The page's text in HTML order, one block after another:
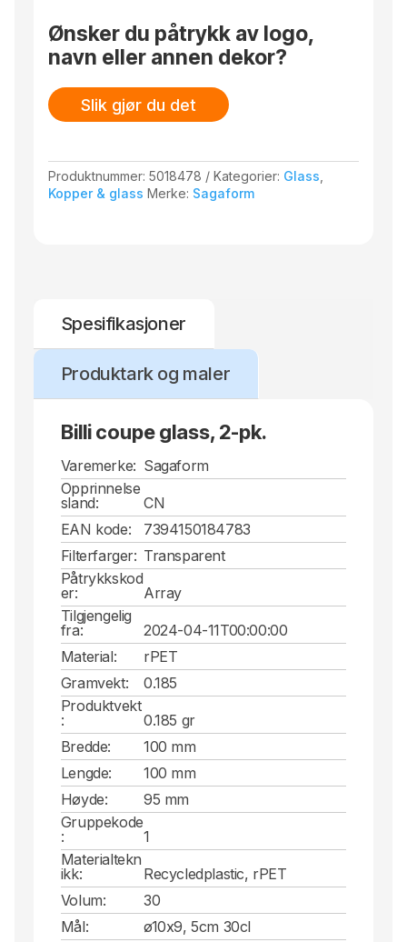
Vi anbefaler håndvask for å forlenge levetiden.
Beregnet for kjølte drikker.
Ønsker du påtrykk av logo,
navn eller annen dekor?
Slik gjør du det
Produktnummer:5018478 Kategorier: Glass
Kopper & glass Merke: Sagaform
Spesifikasjoner
Produktark og maler
Billi coupe glass, 2-pk.
Varemerke: Sagaform
Opprinnelse
sland:
CN
EAN kode:
7394150184783
Filterfarger: Transparent
Påtrykkskod
er:
Array
Tilgjengelig
fra:
2024-04-11T00:00:00
Material:
rPET
Gramvekt:
0.185
Produktvekt
:
0.185 gr
Bredde:
100 mm
Lengde:
100 mm
Høyde:
95 mm
Gruppekode
:
1
Materialtekn
ikk:
Recycledplastic, rPET
Volum:
30
Mål:
ø10x9, 5cm 30cl